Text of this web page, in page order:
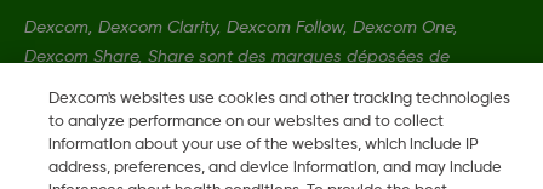
Dexcom, Dexcom Clarity, Dexcom Follow, Dexcom One,
Dexcom Share, Share sont des marques déposées de
d'autres pays.
Dexcom's websites use cookies and other tracking technologies
to analyze performance on our websites and to collect
information about your use of the websites, which include IP
address, preferences, and device information, and may include